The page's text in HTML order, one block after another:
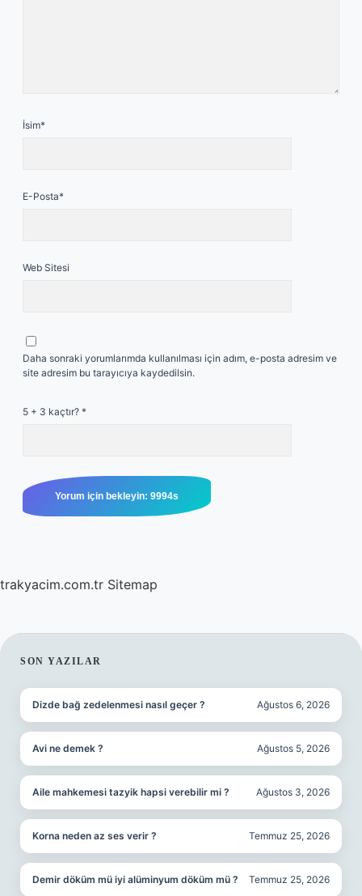
İsim*
E-Posta*
Web Sitesi
Daha sonraki yorumlarımda kullanılması için adım, e-posta adresim ve
site adresim bu tarayıcıya kaydedilsin.
5 + 3 kaçtır? *
trakyacim.com.tr Sitemap
SIDEBAR
SON YAZILAR
Dizde bağ zedelenmesi nasıl geçer ? Ağustos 6, 2026
Avi ne demek ? Ağustos 5, 2026
Aile mahkemesi tazyik hapsi verebilir mi ? Ağustos 3, 2026
Korna neden az ses verir ? Temmuz 25, 2026
Demir döküm mü iyi alüminyum döküm mü ? Temmuz 25, 2026